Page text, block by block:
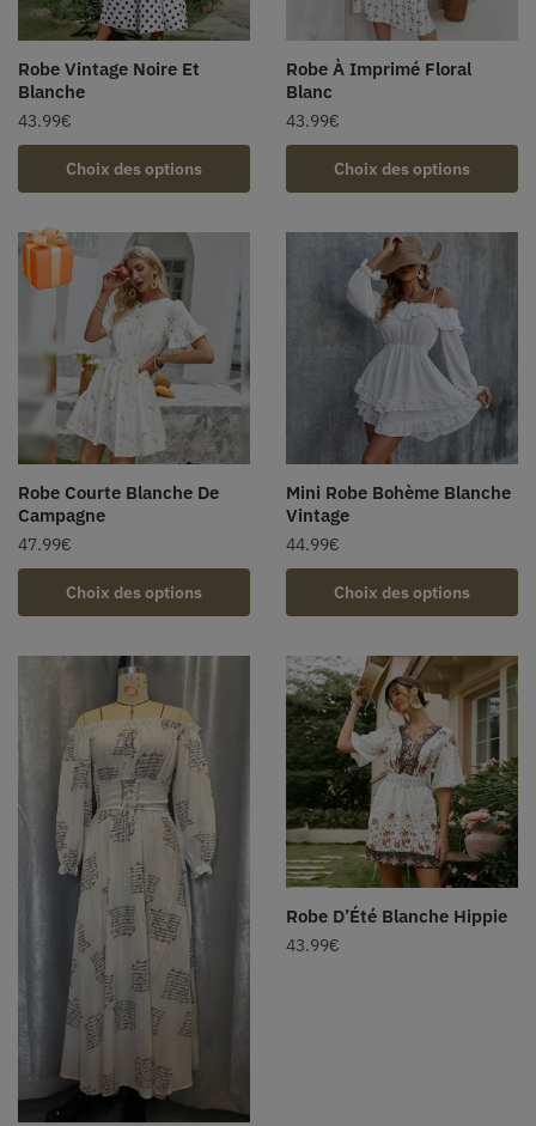
Robe Vintage Noire Et
Blanche
43.99€
Choix des options
Robe À Imprimé Floral
Blanc
43.99€
Choix des options
Robe Courte Blanche De
Campagne
47.99€
Choix des options
Mini Robe Bohème Blanche
Vintage
44.99€
Choix des options
Robe D’Été Blanche Hippie
43.99€